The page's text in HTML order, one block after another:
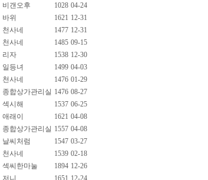
비갠오후 1028 04-24
바위 1621 12-31
천사네 1477 12-31
천사네 1485 09-15
리자 1538 12-30
일등녀 1499 04-03
천사네 1476 01-29
종합상가관리실 1476 08-27
섹시해 1537 06-25
애래이 1621 04-08
종합상가관리실 1557 04-08
날씨처럼 1547 03-27
천사네 1539 02-18
섹씨한마눌 1894 12-26
저니 1651 12-24